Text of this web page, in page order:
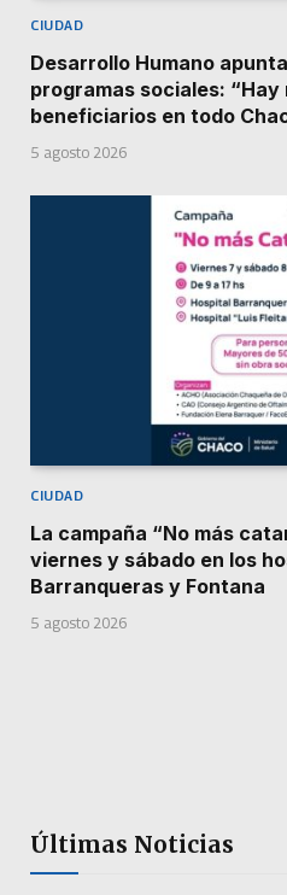
CIUDAD
Desarrollo Humano
programas sociales: “Hay
beneficiarios en todo
5 agosto 2026
CIUDAD
La campaña “No más
viernes y sábado en los
Barranqueras y Fontana
5 agosto 2026
Últimas Noticias